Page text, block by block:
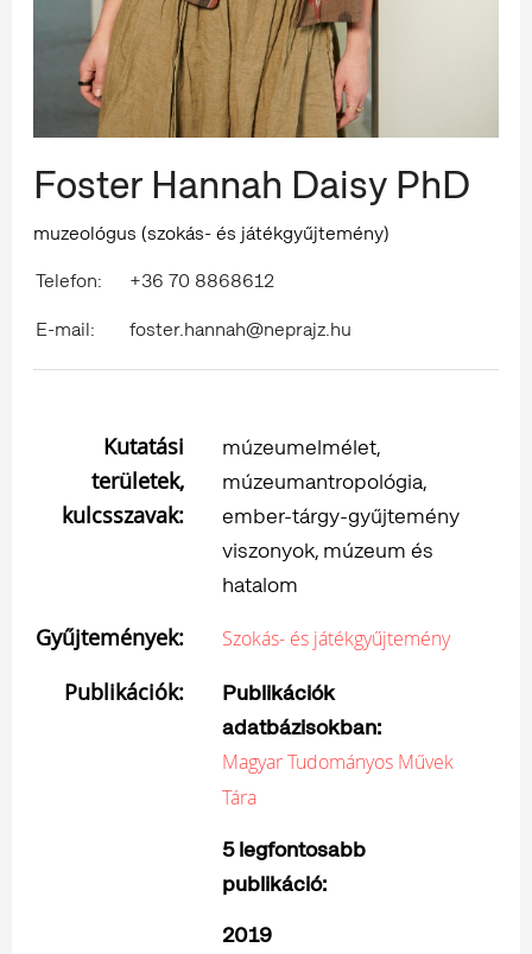
Foster Hannah Daisy PhD
muzeológus (szokás- és játékgyűjtemény)
Telefon:
+36 70 8868612
E-mail:
foster.hannah@neprajz.hu
Kutatási
területek,
kulcsszavak:
múzeumelmélet,
múzeumantropológia,
ember-tárgy-gyűjtemény
viszonyok, múzeum és
hatalom
Gyűjtemények: Szokás- és játékgyűjtemény
Publikációk:
Publikációk
adatbázisokban:
Magyar Tudományos Művek
Tára
5 legfontosabb
publikáció:
2019